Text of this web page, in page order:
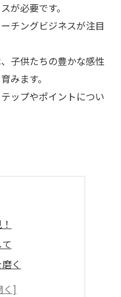
が必要です。
チングビジネスが注目
子供たちの豊かな感性
みます。
ップやポイントについ
く
ます